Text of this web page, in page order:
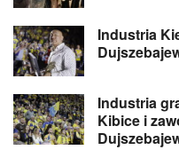
Industria
Industria
Kibice i